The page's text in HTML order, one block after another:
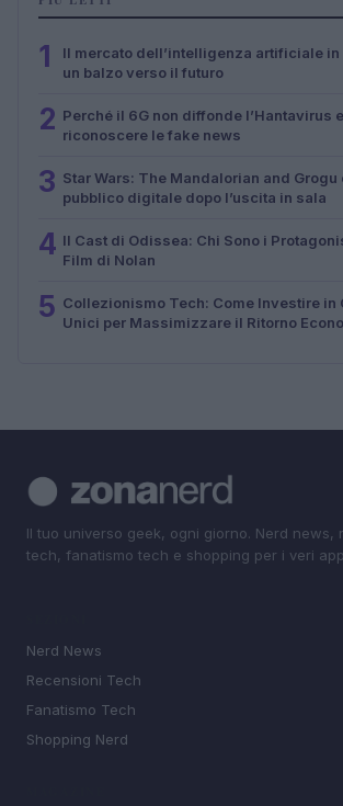
1
Il mercato dell’intelligenza artificiale
un balzo verso il futuro
2 Perché il 6G non diffonde l’Hantavirus
riconoscere le fake news
3 Star Wars: The Mandalorian and
pubblico digitale dopo l’uscita in sala
4 Il Cast di Odissea: Chi Sono i
Film di Nolan
5 Collezionismo Tech: Come Investire in
Unici per Massimizzare il Ritorno
Il tuo universo geek, ogni giorno. Nerd news,
tech, fanatismo tech e shopping per i veri
Nerd News
Recensioni Tech
Fanatismo Tech
Shopping Nerd